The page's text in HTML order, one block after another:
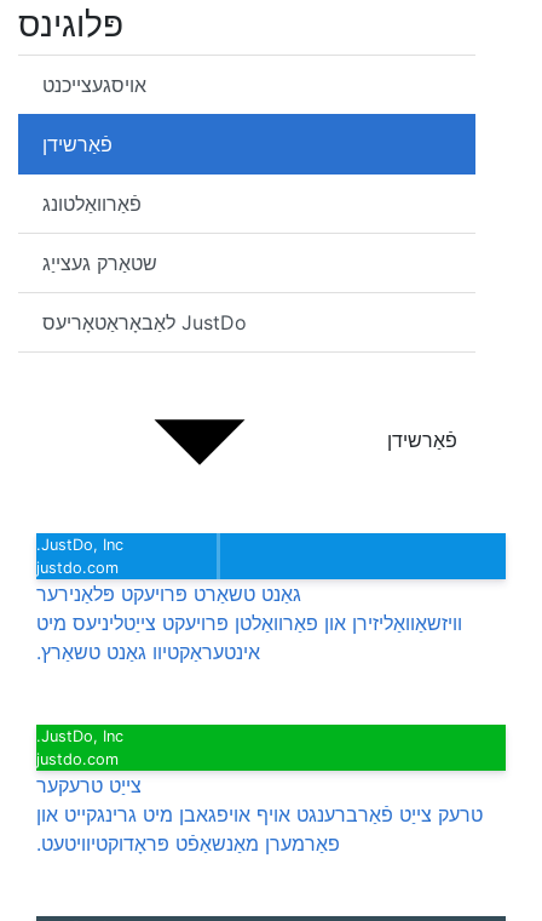
פּלוגינס
אויסגעצייכנט
פֿאַרשידן
פֿאַרוואַלטונג
שטאַרק געצייַג
JustDo לאַבאָראַטאָריעס
פֿאַרשידן
JustDo, Inc.
justdo.com
גאַנט טשאַרט פּרויעקט פּלאַנירער
וויזשאַוואַליזירן און פאַרוואַלטן פּרויעקט צייַטליניעס מיט
אינטעראַקטיוו גאַנט טשאַרץ.
JustDo, Inc.
justdo.com
צייַט טרעקער
טרעק צייַט פֿאַרברענגט אויף אויפגאבן מיט גרינגקייט און
פאַרמערן מאַנשאַפֿט פּראָדוקטיוויטעט.